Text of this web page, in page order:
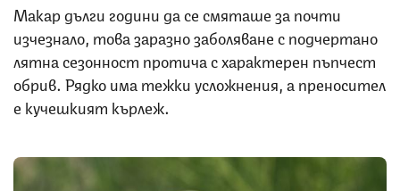
Макар дълги години да се смяташе за почти
изчезнало, това заразно заболяване с подчертано
лятна сезонност протича с характерен пъпчест
обрив. Рядко има тежки усложнения, а преносител
е кучешкият кърлеж.